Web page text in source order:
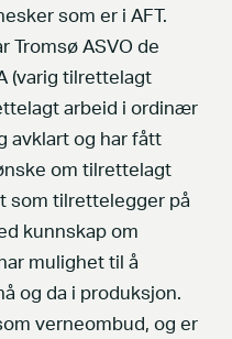
som er i AFT.
Tromsø ASVO de
(varig tilrettelagt
arbeid i ordinær
avklart og har fått
om tilrettelagt
som tilrettelegger på
kunnskap om
mulighet til å
og da i produksjon.
verneombud, og er